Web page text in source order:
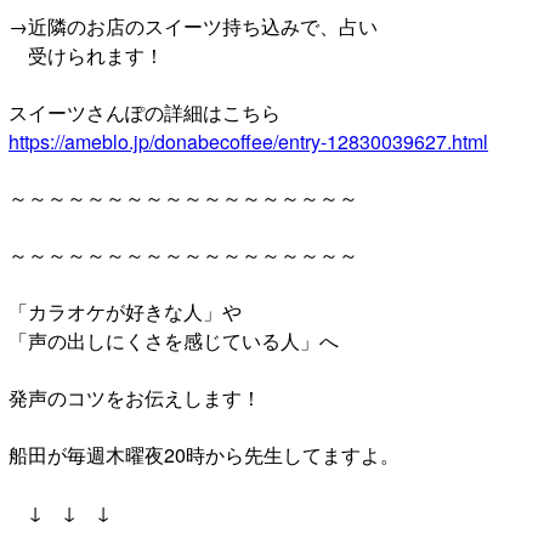
→近隣のお店のスイーツ持ち込みで、占い
受けられます！
スイーツさんぽの詳細はこちら
https://ameblo.jp/donabecoffee/entry-12830039627.html
～～～～～～～～～～～～～～～～～～
～～～～～～～～～～～～～～～～～～
「カラオケが好きな人」や
「声の出しにくさを感じている人」へ
発声のコツをお伝えします！
船田が毎週木曜夜20時から先生してますよ。
↓ ↓ ↓